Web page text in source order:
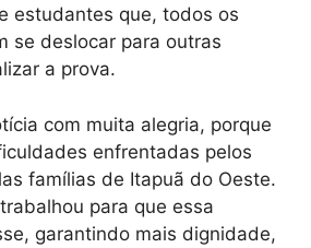
estudantes que, todos os
se deslocar para outras
a prova.
com muita alegria, porque
enfrentadas pelos
famílias de Itapuã do Oeste.
para que essa
garantindo mais dignidade,